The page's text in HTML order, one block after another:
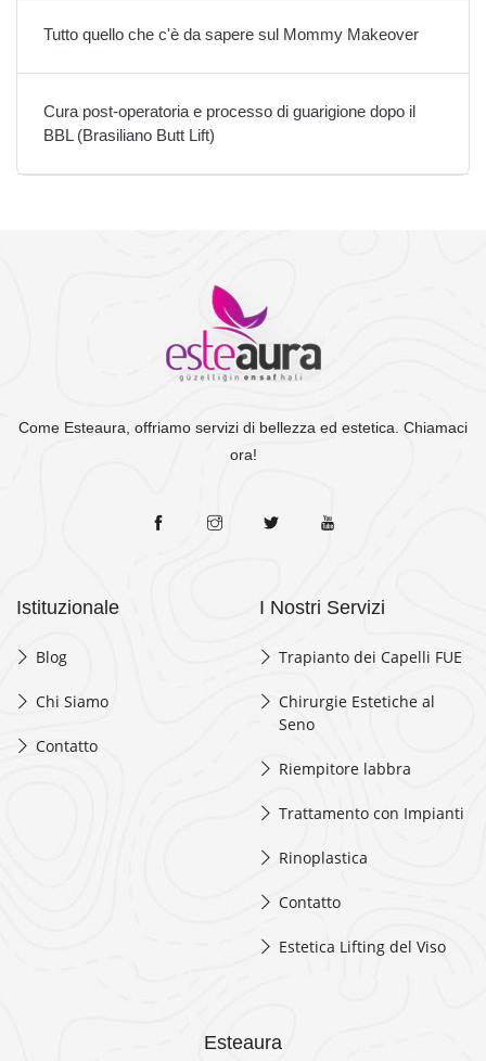
Tutto quello che c'è da sapere sul Mommy Makeover
Cura post-operatoria e processo di guarigione dopo il
BBL (Brasiliano Butt Lift)
Come Esteaura, offriamo servizi di bellezza ed estetica. Chiamaci
ora!
Istituzionale
Blog
Chi Siamo
Contatto
I Nostri Servizi
Trapianto dei Capelli FUE
Chirurgie Estetiche al
Seno
Riempitore labbra
Trattamento con Impianti
Rinoplastica
Contatto
Estetica Lifting del Viso
Esteaura